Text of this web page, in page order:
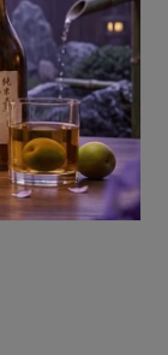
)穿插在一起，